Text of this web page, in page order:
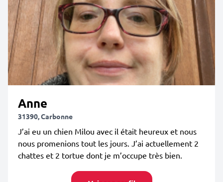
Anne
31390, Carbonne
J’ai eu un chien Milou avec il était heureux et nous
nous promenions tout les jours. J’ai actuellement 2
chattes et 2 tortue dont je m’occupe très bien.